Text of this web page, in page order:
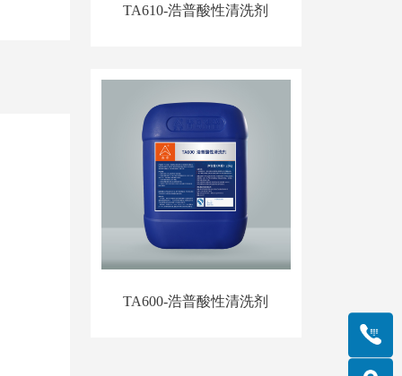
TA610-浩普酸性清洗剂
TA600-浩普酸性清洗剂